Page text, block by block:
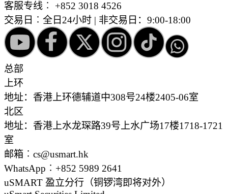
客服专线︰ +852 3018 4526
交易日︰全日24小时 | 非交易日：9:00-18:00
总部
上环
地址：香港上环德辅道中308号24楼2405-06室
北区
地址：香港上水龙琛路39号上水广场17楼1718-1721
室
邮箱︰cs@usmart.hk
WhatsApp︰+852 5989 2641
uSMART 盈立分行 （铜锣湾即将对外）